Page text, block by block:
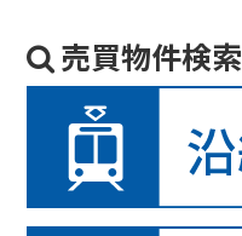
売買物件検索